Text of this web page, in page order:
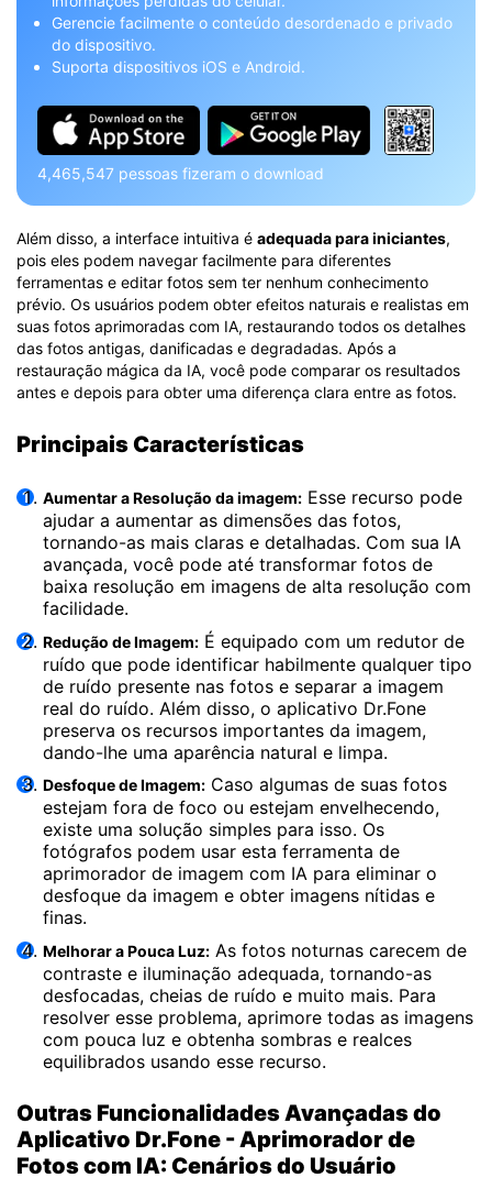
Gerencie facilmente o conteúdo desordenado e privado
do dispositivo.
Suporta dispositivos iOS e Android.
4,465,547 pessoas fizeram o download
Além disso, a interface intuitiva é adequada para iniciantes,
pois eles podem navegar facilmente para diferentes
ferramentas e editar fotos sem ter nenhum conhecimento
prévio. Os usuários podem obter efeitos naturais e realistas em
suas fotos aprimoradas com IA, restaurando todos os detalhes
das fotos antigas, danificadas e degradadas. Após a
restauração mágica da IA, você pode comparar os resultados
antes e depois para obter uma diferença clara entre as fotos.
Principais Características
Aumentar a Resolução da imagem: Esse recurso pode
ajudar a aumentar as dimensões das fotos,
tornando-as mais claras e detalhadas. Com sua IA
avançada, você pode até transformar fotos de
baixa resolução em imagens de alta resolução com
facilidade.
Redução de Imagem: É equipado com um redutor de
ruído que pode identificar habilmente qualquer tipo
de ruído presente nas fotos e separar a imagem
real do ruído. Além disso, o aplicativo Dr.Fone
preserva os recursos importantes da imagem,
dando-lhe uma aparência natural e limpa.
Desfoque de Imagem: Caso algumas de suas fotos
estejam fora de foco ou estejam envelhecendo,
existe uma solução simples para isso. Os
fotógrafos podem usar esta ferramenta de
aprimorador de imagem com IA para eliminar o
desfoque da imagem e obter imagens nítidas e
finas.
Melhorar a Pouca Luz: As fotos noturnas carecem de
contraste e iluminação adequada, tornando-as
desfocadas, cheias de ruído e muito mais. Para
resolver esse problema, aprimore todas as imagens
com pouca luz e obtenha sombras e realces
equilibrados usando esse recurso.
Outras Funcionalidades Avançadas do
Aplicativo Dr.Fone - Aprimorador de
Fotos com IA: Cenários do Usuário